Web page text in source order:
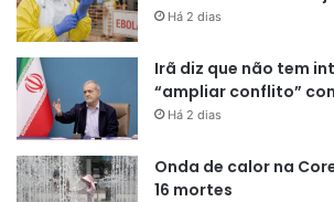
Há 2 dias
Irã diz que não tem
“ampliar conflito”
Há 2 dias
Onda de calor na
16 mortes